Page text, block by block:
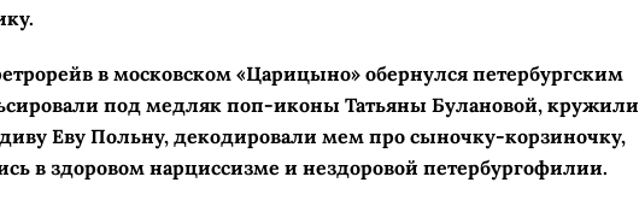
в московском «Царицыно» обернулся петербургским
под медляк поп-иконы Татьяны Булановой, кружили
Еву Польну, декодировали мем про сыночку-­корзиночку,
в здоровом нарциссизме и нездоровой петербургофилии.